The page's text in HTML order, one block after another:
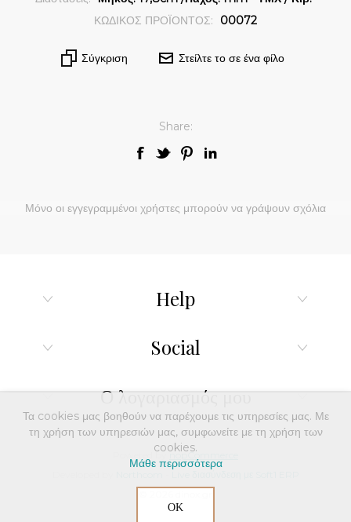
ΚΩΔΙΚΟΣ ΠΡΟΪΟΝΤΟΣ:
00072
Σύγκριση Στείλτε το σε ένα φίλο
Share:
Μόνο οι εγγεγραμμένοι χρήστες μπορούν να γράψουν σχόλια
Help
Social
Ο λογαριασμός μου
Powered by nopCommerce
Τα cookies μας βοηθούν να παρέχουμε τις υπηρεσίες μας. Με
τη χρήση των υπηρεσιών μας, συμφωνείτε με τη χρήση των
cookies.
Μάθε περισσότερα
ΟΚ